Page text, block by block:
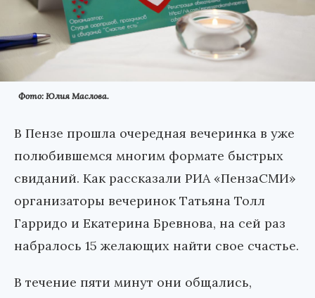
Фото: Юлия Маслова.
В Пензе прошла очередная вечеринка в уже
полюбившемся многим формате быстрых
свиданий. Как рассказали РИА «ПензаСМИ»
организаторы вечеринок Татьяна Толл
Гарридо и Екатерина Бревнова, на сей раз
набралось 15 желающих найти свое счастье.
В течение пяти минут они общались,